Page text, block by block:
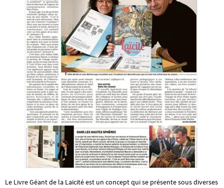
Le Livre Géant de la Laïcité est un concept qui se présente sous diverses